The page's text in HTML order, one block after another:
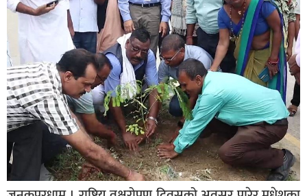
कर्णाली
सुदूरपश्चिम
मधेश
विशेष
राजनीति
समाचार
राष्ट्रिय